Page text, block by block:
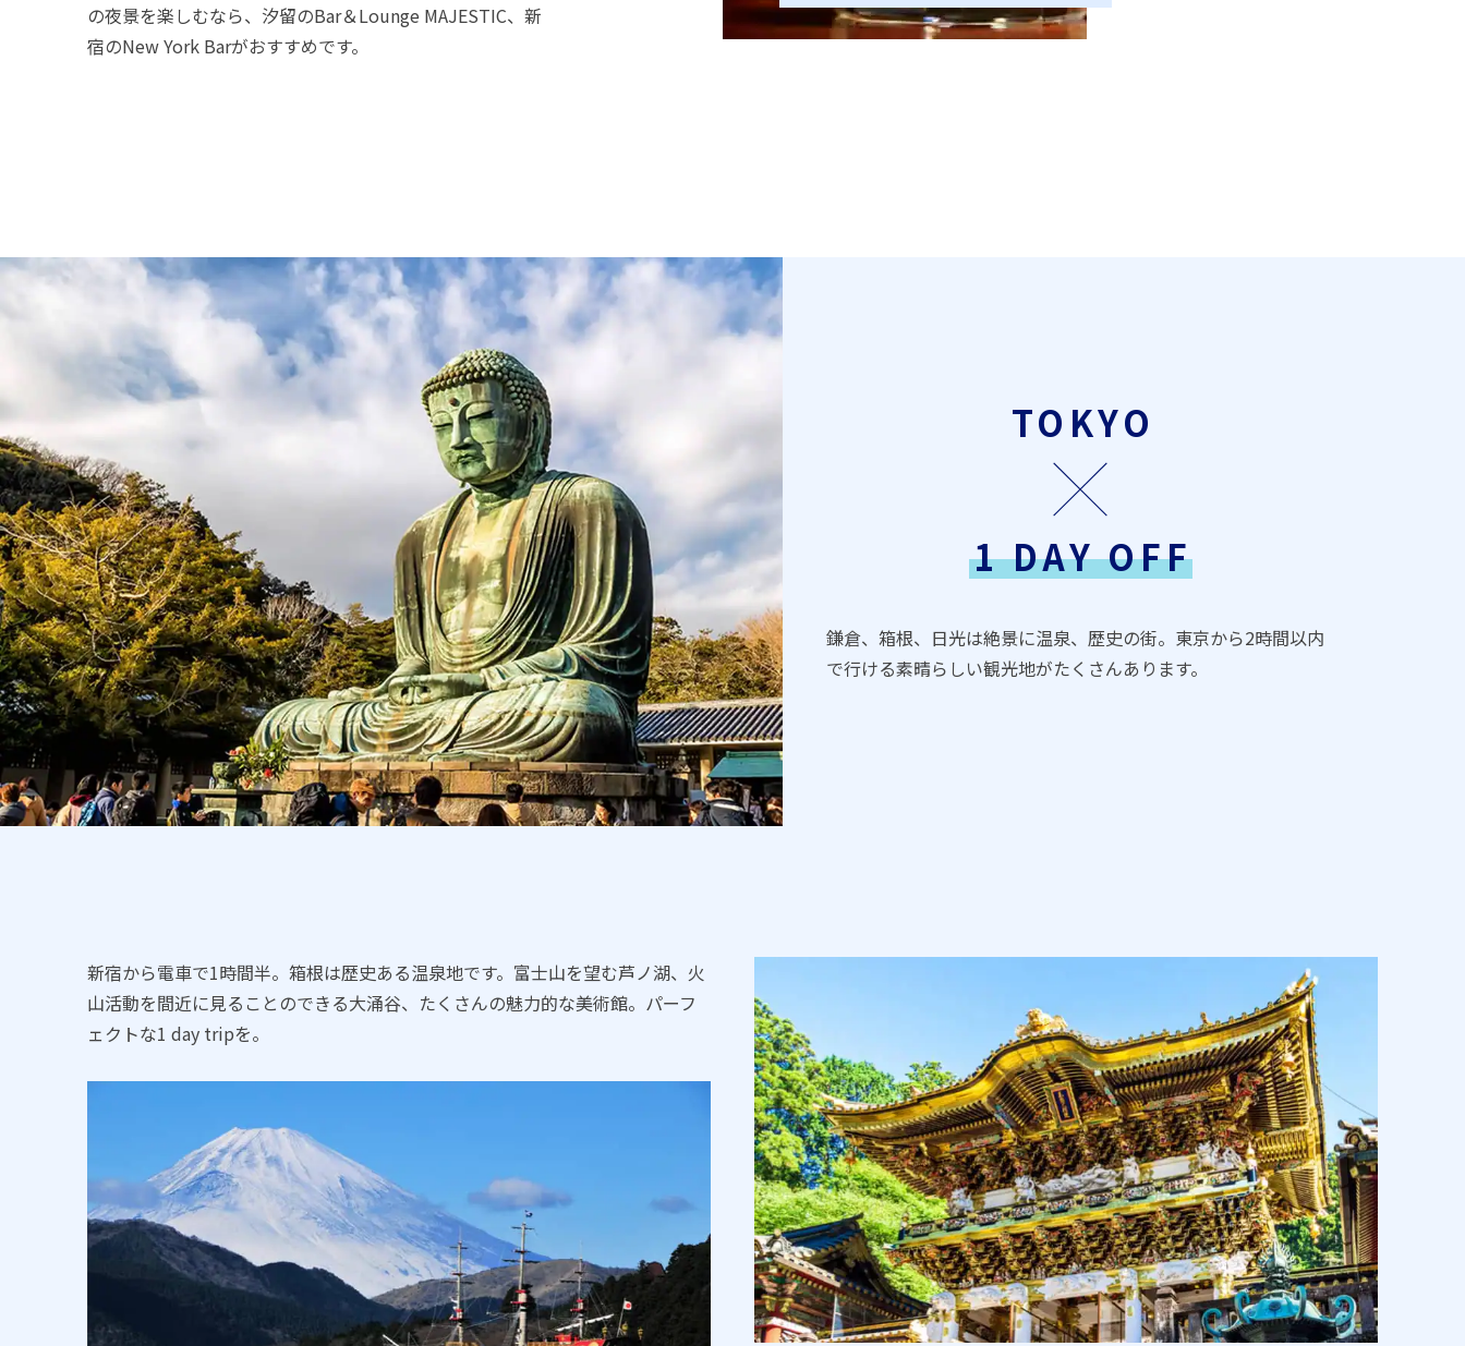
の夜景を楽しむなら、汐留のBar＆Lounge MAJESTIC、新
宿のNew York Barがおすすめです。
TOKYO
1 DAY OFF
鎌倉、箱根、日光は絶景に温泉、歴史の街。東京から2時間以内
で行ける素晴らしい観光地がたくさんあります。
新宿から電車で1時間半。箱根は歴史ある温泉地です。富士山を望む芦ノ湖、火
山活動を間近に見ることのできる大涌谷、たくさんの魅力的な美術館。パーフ
ェクトな1 day tripを。